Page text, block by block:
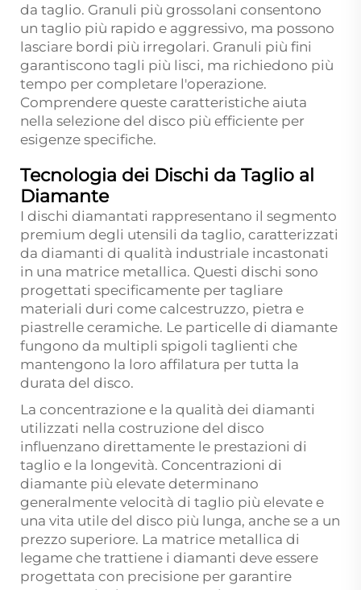
da taglio. Granuli più grossolani consentono
un taglio più rapido e aggressivo, ma possono
lasciare bordi più irregolari. Granuli più fini
garantiscono tagli più lisci, ma richiedono più
tempo per completare l'operazione.
Comprendere queste caratteristiche aiuta
nella selezione del disco più efficiente per
esigenze specifiche.
Tecnologia dei Dischi da Taglio al
Diamante
I dischi diamantati rappresentano il segmento
premium degli utensili da taglio, caratterizzati
da diamanti di qualità industriale incastonati
in una matrice metallica. Questi dischi sono
progettati specificamente per tagliare
materiali duri come calcestruzzo, pietra e
piastrelle ceramiche. Le particelle di diamante
fungono da multipli spigoli taglienti che
mantengono la loro affilatura per tutta la
durata del disco.
La concentrazione e la qualità dei diamanti
utilizzati nella costruzione del disco
influenzano direttamente le prestazioni di
taglio e la longevità. Concentrazioni di
diamante più elevate determinano
generalmente velocità di taglio più elevate e
una vita utile del disco più lunga, anche se a un
prezzo superiore. La matrice metallica di
legame che trattiene i diamanti deve essere
progettata con precisione per garantire